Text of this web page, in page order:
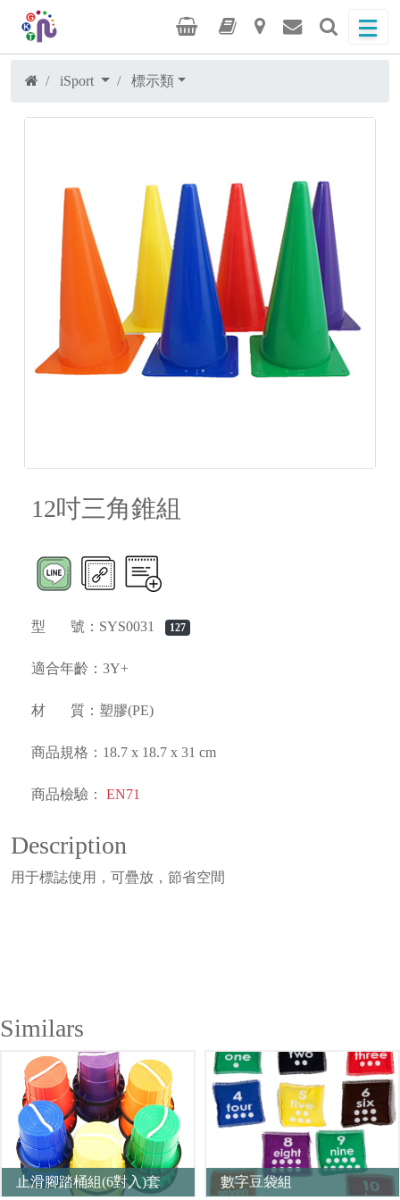
iSport 標示類
12吋三角錐組
型 號：SYS0031 127
適合年齡：3Y+
材 質：塑膠(PE)
商品規格：18.7 x 18.7 x 31 cm
商品檢驗： EN71
Description
用于標誌使用，可疊放，節省空間
Similars
止滑腳踏桶組(6對入)套 數字豆袋組